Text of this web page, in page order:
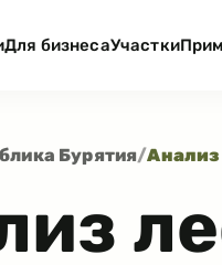
Для бизнесаУчастки
Бурятия/Анализ